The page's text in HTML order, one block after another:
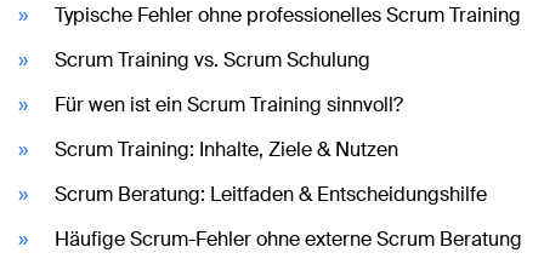
Typische Fehler ohne professionelles Scrum Training
Scrum Training vs. Scrum Schulung
Für wen ist ein Scrum Training sinnvoll?
Scrum Training: Inhalte, Ziele & Nutzen
Scrum Beratung: Leitfaden & Entscheidungshilfe
Häufige Scrum-Fehler ohne externe Scrum Beratung